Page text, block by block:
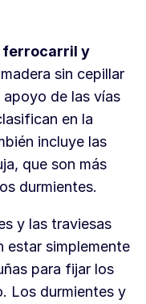
ferrocarril y
sin cepillar
de las vías
en la
incluye las
que son más
durmientes.
y las traviesas
estar simplemente
para fijar los
Los durmientes y